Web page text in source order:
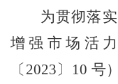
为贯彻落
增强市场活
〔 2023〕 10 号）